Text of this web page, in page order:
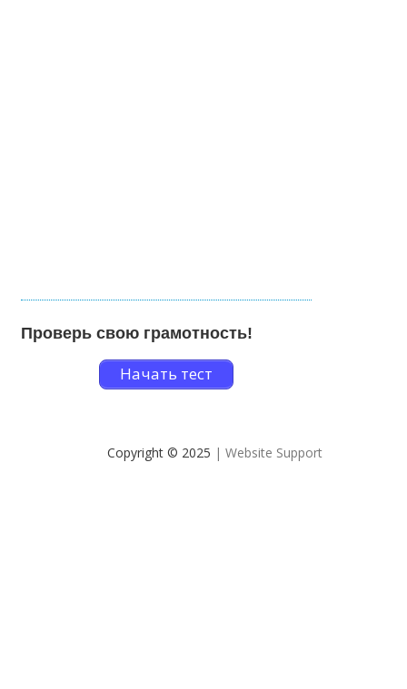
Проверь свою грамотность!
Начать тест
Copyright © 2025 | Website Support